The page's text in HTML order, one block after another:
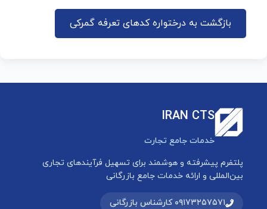
بازگشت به درختواره کدهای تعرفه گمرکی
IRAN CTS
خدمات جامع تجارت
پلتفرم پیشرفته و هوشمند برای تسهیل فرآیندهای تجاری
بین‌المللی و ارائه خدمات جامع بازرگانی
۰۹۱۷۳۲۵۷۵۷۱ کارشناس بازرگانی